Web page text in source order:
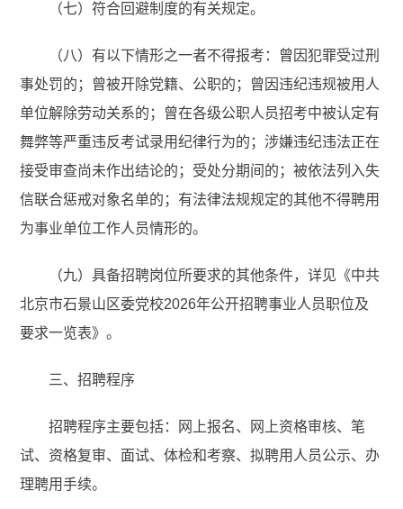
（七）符合回避制度的有关规定。
（八）有以下情形之一者不得报考：曾因犯罪受过刑
事处罚的；曾被开除党籍、公职的；曾因违纪违规被用人
单位解除劳动关系的；曾在各级公职人员招考中被认定有
舞弊等严重违反考试录用纪律行为的；涉嫌违纪违法正在
接受审查尚未作出结论的；受处分期间的；被依法列入失
信联合惩戒对象名单的；有法律法规规定的其他不得聘用
为事业单位工作人员情形的。
（九）具备招聘岗位所要求的其他条件，详见《中共
北京市石景山区委党校2026年公开招聘事业人员职位及
要求一览表》。
三、招聘程序
招聘程序主要包括：网上报名、网上资格审核、笔
试、资格复审、面试、体检和考察、拟聘用人员公示、办
理聘用手续。